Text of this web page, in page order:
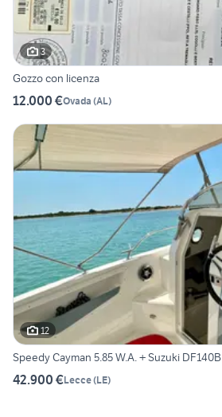
3
Gozzo con licenza
12.000 €Ovada (AL)
12
Speedy Cayman 5.85 W.A. + Suzuki DF140B
42.900 €Lecce(LE)